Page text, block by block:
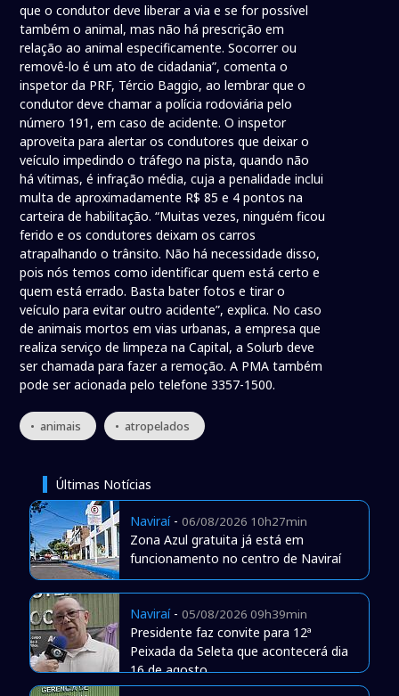
que o condutor deve liberar a via e se for possível
também o animal, mas não há prescrição em
relação ao animal especificamente. Socorrer ou
removê-lo é um ato de cidadania”, comenta o
inspetor da PRF, Tércio Baggio, ao lembrar que o
condutor deve chamar a polícia rodoviária pelo
número 191, em caso de acidente. O inspetor
aproveita para alertar os condutores que deixar o
veículo impedindo o tráfego na pista, quando não
há vítimas, é infração média, cuja a penalidade inclui
multa de aproximadamente R$ 85 e 4 pontos na
carteira de habilitação. “Muitas vezes, ninguém ficou
ferido e os condutores deixam os carros
atrapalhando o trânsito. Não há necessidade disso,
pois nós temos como identificar quem está certo e
quem está errado. Basta bater fotos e tirar o
veículo para evitar outro acidente”, explica. No caso
de animais mortos em vias urbanas, a empresa que
realiza serviço de limpeza na Capital, a Solurb deve
ser chamada para fazer a remoção. A PMA também
pode ser acionada pelo telefone 3357-1500.
• animais • atropelados
Últimas Notícias
Naviraí- 06/08/2026 10h27min
Zona Azul gratuita já está em
funcionamento no centro de Naviraí
Naviraí- 05/08/2026 09h39min
Presidente faz convite para 12ª
Peixada da Seleta que acontecerá dia
16 de agosto